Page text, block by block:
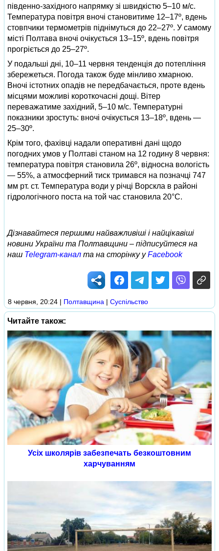
південно-західного напрямку зі швидкістю 5–10 м/с.
Температура повітря вночі становитиме 12–17º, вдень
стовпчики термометрів піднімуться до 22–27º. У самому
місті Полтава вночі очікується 13–15º, вдень повітря
прогріється до 25–27º.
У подальші дні, 10–11 червня тенденція до потепління
збережеться. Погода також буде мінливо хмарною.
Вночі істотних опадів не передбачається, проте вдень
місцями можливі короткочасні дощі. Вітер
переважатиме західний, 5–10 м/с. Температурні
показники зростуть: вночі очікується 13–18º, вдень —
25–30º.
Крім того, фахівці надали оперативні дані щодо
погодних умов у Полтаві станом на 12 годину 8 червня:
температура повітря становила 26º, відносна вологість
— 55%, а атмосферний тиск тримався на позначці 747
мм рт. ст. Температура води у річці Ворскла в районі
гідрологічного поста на той час становила 20°С.
Дізнавайтеся першими найважливіші і найцікавіші
новини України та Полтавщини – підписуйтеся на
наш Telegram-канал та на сторінку уFacebook
8 червня, 20:24 | Полтавщина | Суспільство
Читайте також:
Усіх школярів забезпечать безкоштовним
харчуванням